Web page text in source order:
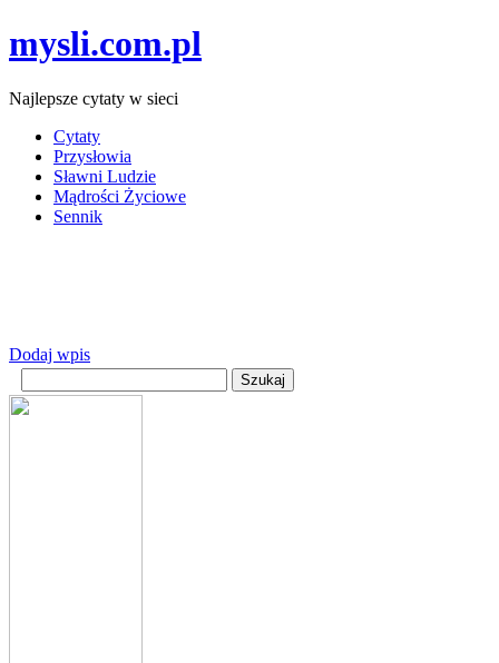
mysli.com.pl
Najlepsze cytaty w sieci
Cytaty
Przysłowia
Sławni Ludzie
Mądrości Życiowe
Sennik
Dodaj wpis